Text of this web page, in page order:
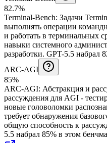
82.7%
Terminal-Bench: Задачи
выполнять операции
и работать в терминальных
навыки системного
разработки. GPT-5.5 набрал
ARC-AGI
85%
ARC-AGI: Абстракция и
рассуждения для AGI -
новые головоломки
требует обнаружения
общую способность к
5.5 набрал 85% в этом